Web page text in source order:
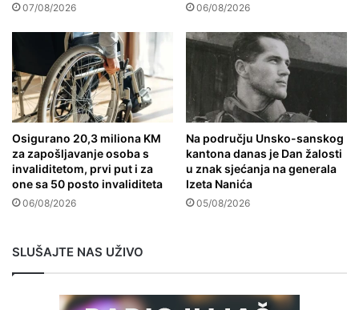
07/08/2026 06/08/2026
Osigurano 20,3 miliona KM
za zapošljavanje osoba s
invaliditetom, prvi put i za
one sa 50 posto invaliditeta
06/08/2026
Na području Unsko-sanskog
kantona danas je Dan žalosti
u znak sjećanja na generala
Izeta Nanića
05/08/2026
SLUŠAJTE NAS UŽIVO